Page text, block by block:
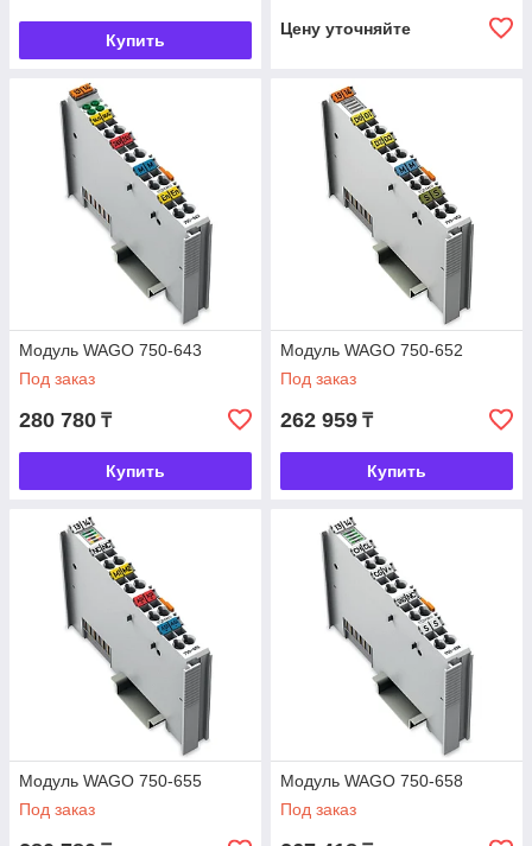
Купить
Цену уточняйте
Модуль WAGO 750-643
Под заказ
280 780 ₸
Купить
Модуль WAGO 750-652
Под заказ
262 959 ₸
Купить
Модуль WAGO 750-655
Под заказ
Модуль WAGO 750-658
Под заказ